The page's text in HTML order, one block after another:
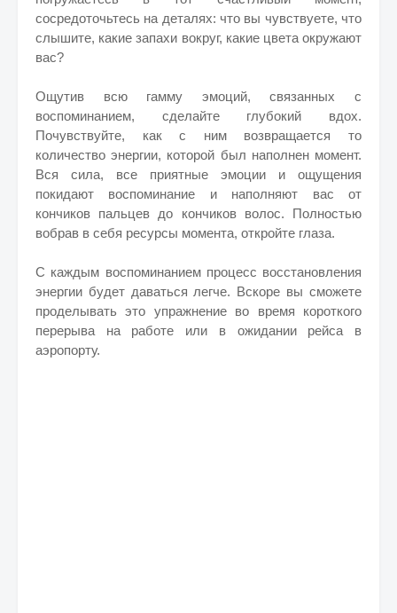
сосредоточьтесь на деталях: что вы чувствуете, что
слышите, какие запахи вокруг, какие цвета окружают
вас?
Ощутив всю гамму эмоций, связанных с
воспоминанием, сделайте глубокий вдох.
Почувствуйте, как с ним возвращается то
количество энергии, которой был наполнен момент.
Вся сила, все приятные эмоции и ощущения
покидают воспоминание и наполняют вас от
кончиков пальцев до кончиков волос. Полностью
вобрав в себя ресурсы момента, откройте глаза.
С каждым воспоминанием процесс восстановления
энергии будет даваться легче. Вскоре вы сможете
проделывать это упражнение во время короткого
перерыва на работе или в ожидании рейса в
аэропорту.